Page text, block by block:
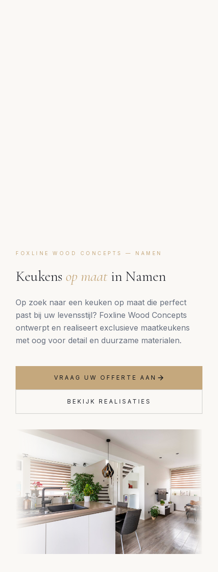
FOXLINE WOOD CONCEPTS — NAMEN
Keukens op maat in Namen
Op zoek naar een keuken op maat die perfect
past bij uw levensstijl? Foxline Wood Concepts
ontwerpt en realiseert exclusieve maatkeukens
met oog voor detail en duurzame materialen.
VRAAG UW OFFERTE AAN
BEKIJK REALISATIES